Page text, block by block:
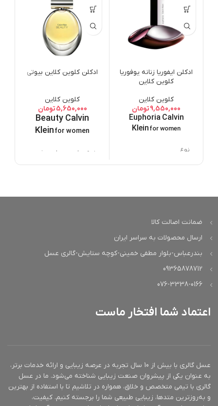
ادکلن ایفوریا زنانه یوفوریا
کلوین کلاین
کلوین کلاین
9,550,000تومان
Euphoria Calvin
Kleinfor women
نوع
کارلوس بنایم،
طبع
سال
عرضه
بویایی
شرقی گلی
مناسب
بانوان
اسانس
اولیه
انار
ادکلن کلوین کلاین بیوتی
کلوین کلاین
5,650,000تومان
Beauty Calvin
Kleinfor women
نوع عطر ادو پرفیوم
سال عرضه 2010
مناسب
فصل
پاییز
اسانس
گل ختی
ضمانت اصالت کالا
ارسال محصولات به سراسر ایران
بندرعباس-بلوار مطفی خمینی-کوچه ستایش-گالری عسل
09365878712
076-3338-0166
اعتماد شما افتخار ماست
عسل گالری با بیش از 10 سال تجربه در عرصه زیبایی و ارائه خدمات برتر،
به عنوان یکی از پیشروان صنعت زیبایی شناخته می‌شود. ما در عسل
گالری با تیمی متخصص و خلاق، همواره در تلاشیم تا با استفاده از بهترین
و به‌روزترین متدها، زیبایی طبیعی شما را برجسته کنیم. کیفیت،